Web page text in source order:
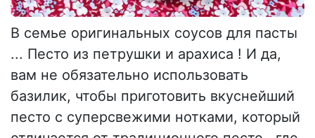
В семье оригинальных соусов для пасты
... Песто из петрушки и арахиса ! И да,
вам не обязательно использовать
базилик, чтобы приготовить вкуснейший
песто с суперсвежими нотками, который